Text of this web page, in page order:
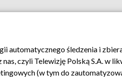
Moje zgody Pomoc Biuro
śledzenia i
czyli Telewizję Polską S.A. w
(w tym do